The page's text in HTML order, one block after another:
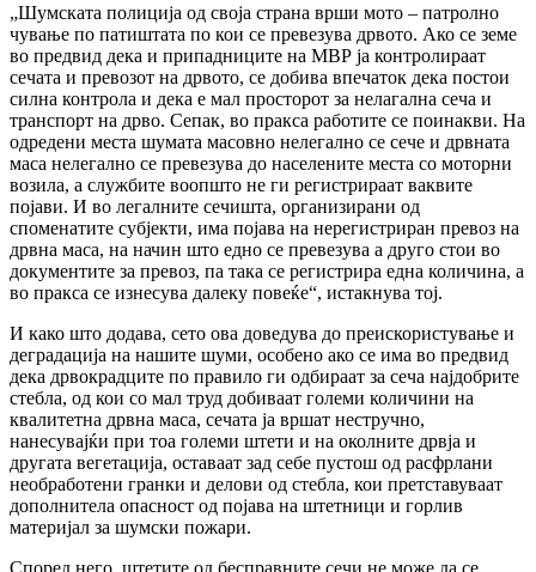
„Шумската полиција од своја страна врши мото – патролно
чување по патиштата по кои се превезува дрвото. Ако се земе
во предвид дека и припадниците на МВР ја контролираат
сечата и превозот на дрвото, се добива впечаток дека постои
силна контрола и дека е мал просторот за нелагална сеча и
транспорт на дрво. Сепак, во пракса работите се поинакви. На
одредени места шумата масовно нелегално се сече и дрвната
маса нелегално се превезува до населените места со моторни
возила, а службите воопшто не ги регистрираат ваквите
појави. И во легалните сечишта, организирани од
споменатите субјекти, има појава на нерегистриран превоз на
дрвна маса, на начин што едно се превезува а друго стои во
документите за превоз, па така се регистрира една количина, а
во пракса се изнесува далеку повеќе“, истакнува тој.
И како што додава, сето ова доведува до преискористување и
деградација на нашите шуми, особено ако се има во предвид
дека дрвокрадците по правило ги одбираат за сеча најдобрите
стебла, од кои со мал труд добиваат големи количини на
квалитетна дрвна маса, сечата ја вршат нестручно,
нанесувајќи при тоа големи штети и на околните дрвја и
другата вегетација, оставаат зад себе пустош од расфрлани
необработени гранки и делови од стебла, кои претставуваат
дополнитела опасност од појава на штетници и горлив
материјал за шумски пожари.
Според него, штетите од бесправните сечи не може да се